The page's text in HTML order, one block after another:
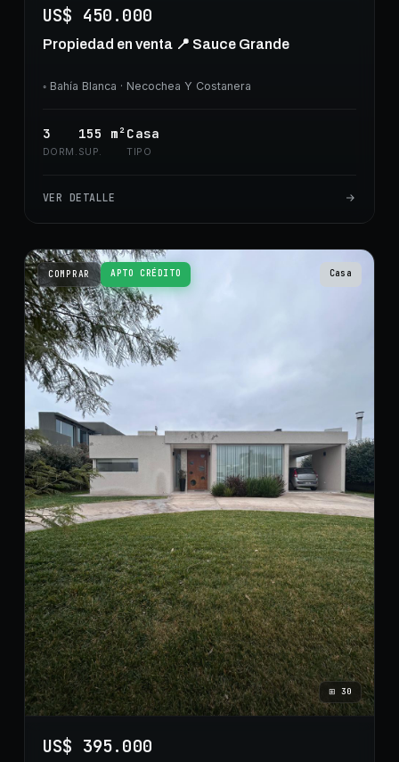
US$ 450.000
Propiedad en venta 📍 Sauce Grande
◦ Bahía Blanca · Necochea Y Costanera
3
DORM.
155 m²
SUP.
Casa
TIPO
VER DETALLE
COMPRAR APTO CRÉDITO Casa
⊞30
US$ 395.000